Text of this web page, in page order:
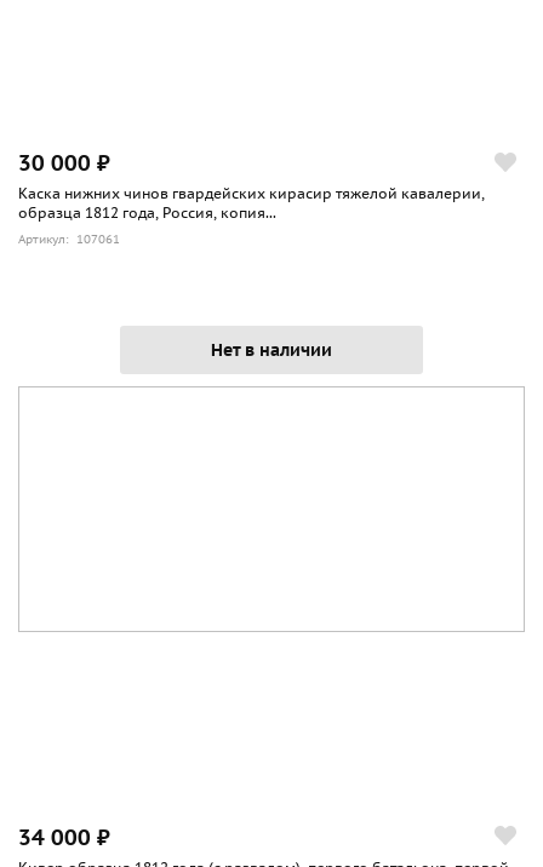
30 000 ₽
Каска нижних чинов гвардейских кирасир тяжелой кавалерии,
образца 1812 года, Россия, копия...
Артикул: 107061
Нет в наличии
34 000 ₽